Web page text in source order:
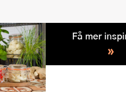
Få mer
»